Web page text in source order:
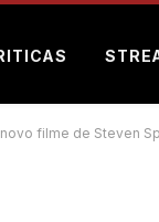
filme de Steven